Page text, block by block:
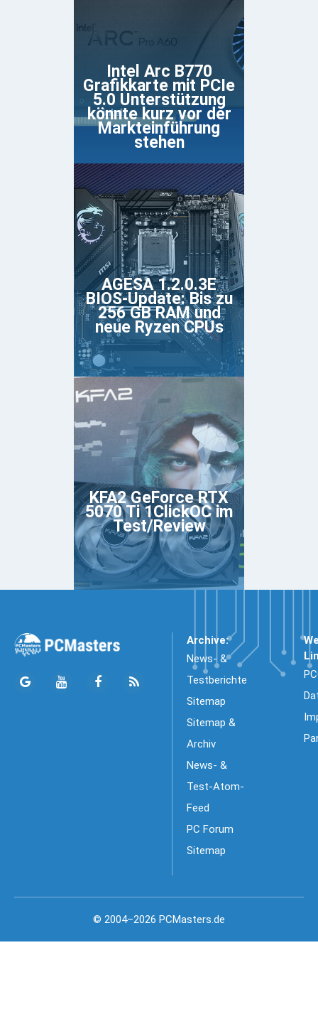
Intel Arc B770
Grafikkarte mit PCIe
5.0 Unterstützung
könnte kurz vor der
Markteinführung
stehen
AGESA 1.2.0.3E
BIOS-Update: Bis zu
256 GB RAM und
neue Ryzen CPUs
KFA2 GeForce RTX
5070 Ti 1ClickOC im
Test/Review
Archive:
News- &
Testberichte
Sitemap
Sitemap &
Archiv
News- &
Test-Atom-
Feed
PC Forum
Sitemap
© 2004–2026 PCMasters.de